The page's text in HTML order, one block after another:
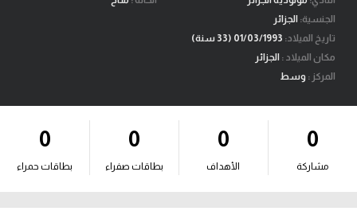
مسابقة التوقعات
فيديوهات
آراء حرة
ركن الألعاب
الجنسية: الجزائر
تاريخ الميلاد:
مكان الميلاد : الجزائر
المركز : وسط
0
مشاركة
0
الأهداف
0
بطاقات صفراء
0
بطاقات حمراء